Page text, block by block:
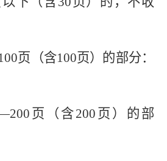
页（含100页）的部分：
页（含200页）的部